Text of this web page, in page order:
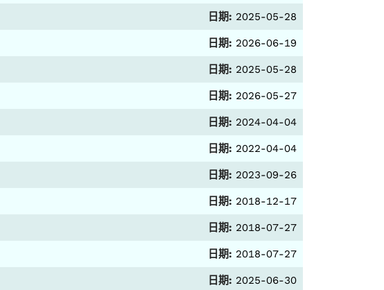
日期: 2025-05-28
日期: 2026-06-19
日期: 2025-05-28
日期: 2026-05-27
日期: 2024-04-04
日期: 2022-04-04
日期: 2023-09-26
日期: 2018-12-17
日期: 2018-07-27
日期: 2018-07-27
日期: 2025-06-30